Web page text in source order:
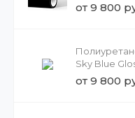
от 9 800
Sky Blue
от 9 800